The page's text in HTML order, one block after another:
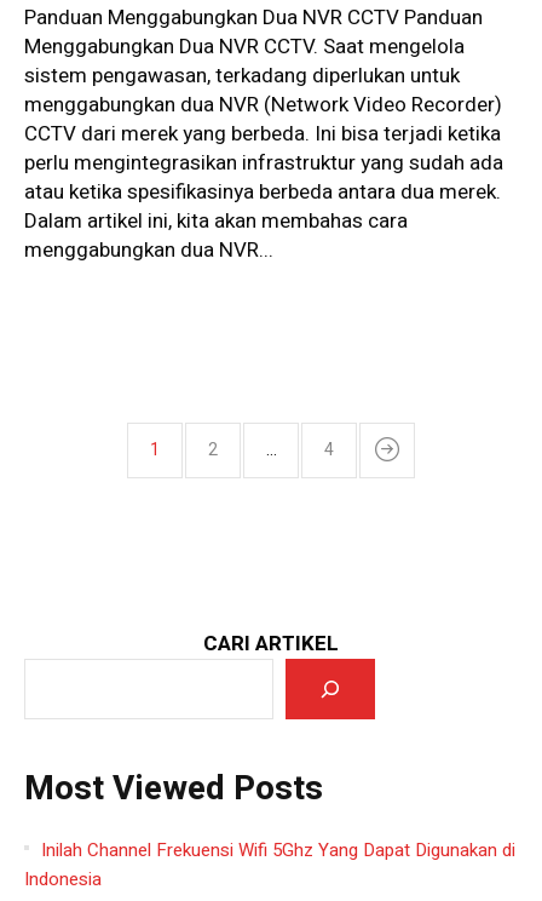
Panduan Menggabungkan Dua NVR CCTV Panduan
Menggabungkan Dua NVR CCTV. Saat mengelola
sistem pengawasan, terkadang diperlukan untuk
menggabungkan dua NVR (Network Video Recorder)
CCTV dari merek yang berbeda. Ini bisa terjadi ketika
perlu mengintegrasikan infrastruktur yang sudah ada
atau ketika spesifikasinya berbeda antara dua merek.
Dalam artikel ini, kita akan membahas cara
menggabungkan dua NVR...
1 2 … 4
CARI ARTIKEL
Most Viewed Posts
Inilah Channel Frekuensi Wifi 5Ghz Yang Dapat Digunakan di
Indonesia